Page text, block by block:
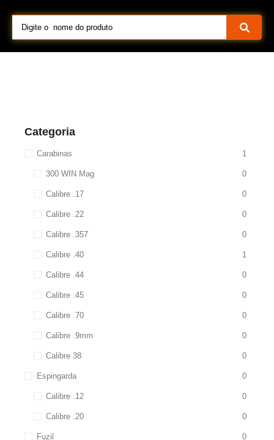
Categoria
Carabinas 1
300 WIN Mag 0
Calibre .17 0
Calibre .22 0
Calibre .357 0
Calibre .40 1
Calibre .44 0
Calibre .45 0
Calibre .70 0
Calibre .9mm 0
Calibre 38 0
Espingarda 0
Calibre .12 0
Calibre .20 0
Fuzil 0